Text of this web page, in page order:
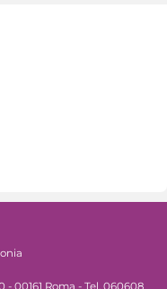
00161 Roma - Tel. 060608